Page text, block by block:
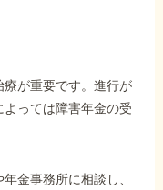
が重要です。進行が
っては障害年金の受
金事務所に相談し、